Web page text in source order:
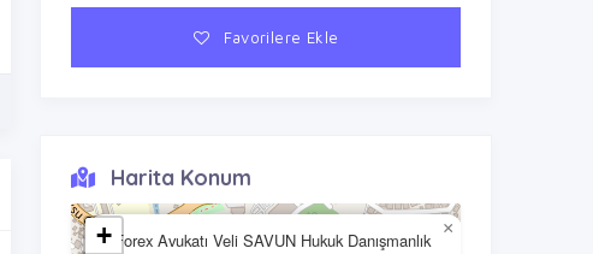
Favorilere Ekle
Harita Konum
Forex Avukatı Veli SAVUN Hukuk Danışmanlık
×
+